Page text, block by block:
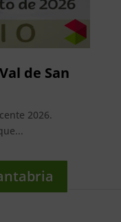
de San
2026.